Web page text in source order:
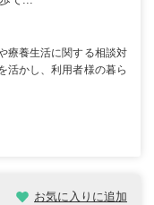
療養生活に関する相談対
活かし、利用者様の暮ら
お気に入りに追加